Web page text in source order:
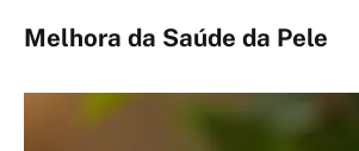
Melhora da Saúde da Pele